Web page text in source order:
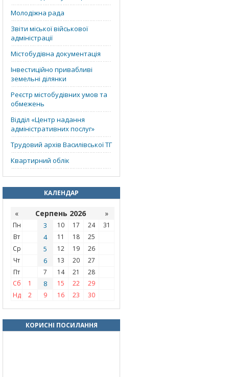
Молодіжна рада
Звіти міської військової
адміністрації
Містобудівна документація
Інвестиційно привабливі
земельні ділянки
Реєстр містобудівних умов та
обмежень
Відділ «‎Центр надання
адміністративних послуг»
Трудовий архів Василівської ТГ
Квартирний облік
КАЛЕНДАР
« Серпень 2026 »
Пн 3 10 17 24
31
Вт
4 11 18
25
Ср
5 12 19
26
Чт
6 13 20
27
Пт
7 14 21
28
Сб
1 8 15 22
29
Нд
2 9 16 23 30
КОРИСНІ ПОСИЛАННЯ